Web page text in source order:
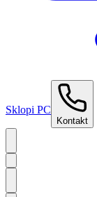
Sklopi PC
Kontakt